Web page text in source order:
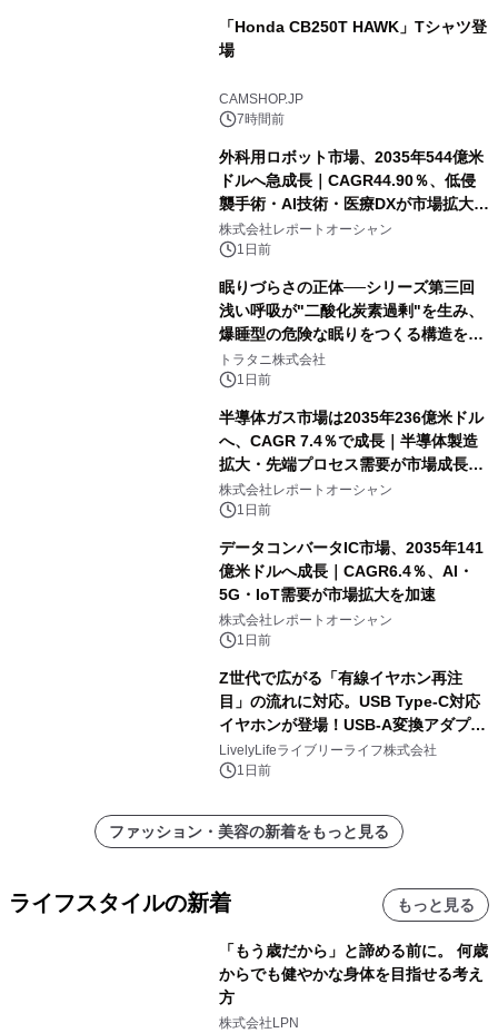
「Honda CB250T HAWK」Tシャツ登
場
CAMSHOP.JP
7時間前
外科用ロボット市場、2035年544億米
ドルへ急成長｜CAGR44.90％、低侵
襲手術・AI技術・医療DXが市場拡大を
牽引
株式会社レポートオーシャン
1日前
眠りづらさの正体──シリーズ第三回
浅い呼吸が"二酸化炭素過剰"を生み、
爆睡型の危険な眠りをつくる構造を解
説
トラタニ株式会社
1日前
半導体ガス市場は2035年236億米ドル
へ、CAGR 7.4％で成長｜半導体製造
拡大・先端プロセス需要が市場成長を
加速
株式会社レポートオーシャン
1日前
データコンバータIC市場、2035年141
億米ドルへ成長｜CAGR6.4％、AI・
5G・IoT需要が市場拡大を加速
株式会社レポートオーシャン
1日前
Z世代で広がる「有線イヤホン再注
目」の流れに対応。USB Type-C対応
イヤホンが登場！USB-A変換アダプタ
ー付きでスマホからパソコンまで幅広
く活用可能
LivelyLifeライブリーライフ株式会社
1日前
ファッション・美容の新着をもっと見る
ライフスタイルの新着 もっと見る
「もう歳だから」と諦める前に。 何歳
からでも健やかな身体を目指せる考え
方
株式会社LPN